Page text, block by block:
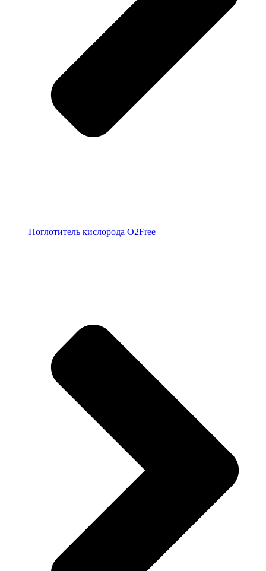
Поглотитель кислорода O2Free